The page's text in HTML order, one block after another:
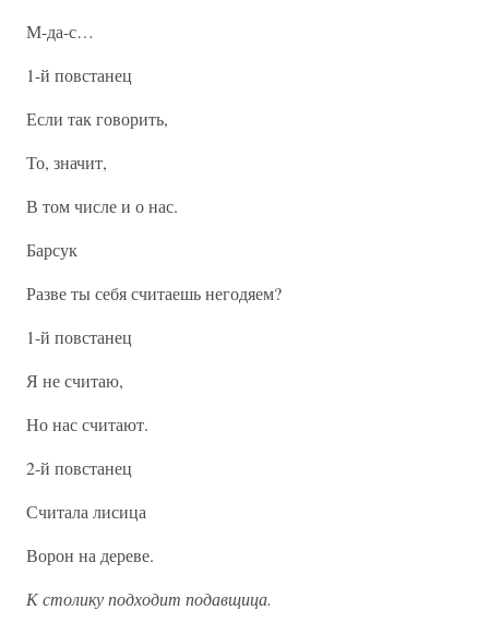
М-да-с…
1-й повстанец
Если так говорить,
То, значит,
В том числе и о нас.
Барсук
Разве ты себя считаешь негодяем?
1-й повстанец
Я не считаю,
Но нас считают.
2-й повстанец
Считала лисица
Ворон на дереве.
К столику подходит подавщица.